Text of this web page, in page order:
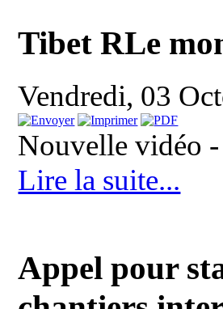
Tibet RLe
Vendredi, 03
Nouvelle vidéo
Lire la suite...
Appel pour